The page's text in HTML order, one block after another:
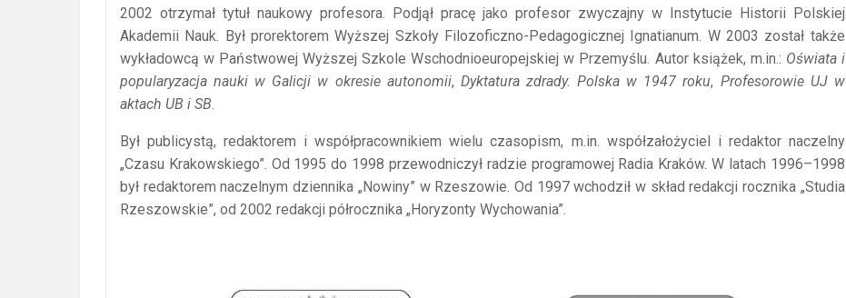
2002 otrzymał tytuł naukowy profesora. Podjął pracę jako profesor zwyczajny w Instytucie Historii Polskiej
Akademii Nauk. Był prorektorem Wyższej Szkoły Filozoficzno-Pedagogicznej Ignatianum. W 2003 został także
wykładowcą w Państwowej Wyższej Szkole Wschodnioeuropejskiej w Przemyślu. Autor książek, m.in.: Oświata i
popularyzacja nauki w Galicji w okresie autonomii, Dyktatura zdrady. Polska w 1947 roku, Profesorowie UJ w
aktach UB i SB
Był publicystą, redaktorem i współpracownikiem wielu czasopism, m.in. współzałożyciel i redaktor naczelny
„Czasu Krakowskiego”. Od 1995 do 1998 przewodniczył radzie programowej Radia Kraków. W latach 1996–1998
był redaktorem naczelnym dziennika „Nowiny” w Rzeszowie. Od 1997 wchodził w skład redakcji rocznika „Studia
Rzeszowskie”, od 2002 redakcji półrocznika „Horyzonty Wychowania”.